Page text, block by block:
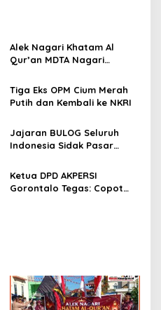
Alek Nagari Khatam Al
Qur’an MDTA Nagari
Tiga Eks OPM Cium Merah
Putih dan Kembali ke NKRI
Jajaran BULOG Seluruh
Indonesia Sidak Pasar
Harga Beras dan Minyakita
Stabil Selama Ramadhan
dan Lebaran 2026
Ketua DPD AKPERSI
Gorontalo Tegas: Copot